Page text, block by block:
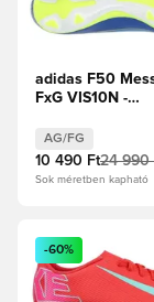
adidas F50
FxG VIS10N -
kék ragyogás
AG/FG
10 490 Ft24 990
Sok méretben kapható
Megnyit egy
-60%